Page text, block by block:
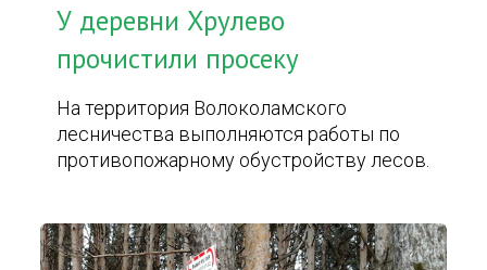
У деревни Хрулево
прочистили просеку
На территория Волоколамского
лесничества выполняются работы по
противопожарному обустройству лесов.